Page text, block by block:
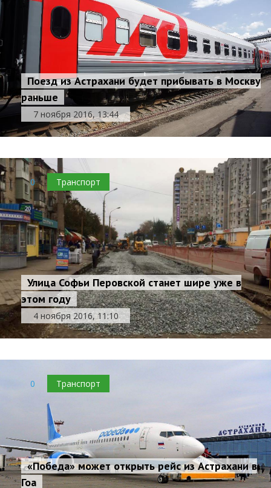
Поезд из Астрахани будет прибывать в Москву
раньше
7 ноября 2016, 13:44
0 Транспорт
Улица Софьи Перовской станет шире уже в
этом году
4 ноября 2016, 11:10
0 Транспорт
«Победа» может открыть рейс из Астрахани в
Гоа